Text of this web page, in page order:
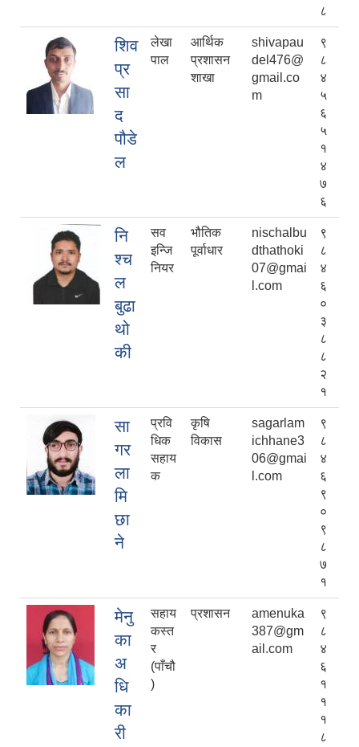
८
शिव
प्र
सा
द
पौडे
ल
लेखा
पाल
आर्थिक
प्रशासन
शाखा
shivapau
del476@
gmail.co
m
९
८
४
५
६
५
१
४
७
६
नि
श्च
ल
बुढा
थो
की
सव
इन्जि
नियर
भौतिक
पूर्वाधार
nischalbu
dthathoki
07@gmai
l.com
९
८
४
६
०
३
८
८
२
१
सा
गर
ला
मि
छा
ने
प्रवि
धिक
सहाय
क
कृषि
विकास
sagarlam
ichhane3
06@gmai
l.com
९
८
४
६
९
०
९
८
७
१
मेनु
का
अ
धि
का
री
सहाय
कस्त
र
(पाँचौ
)
प्रशासन
amenuka
387@gm
ail.com
९
८
४
६
१
१
१
८